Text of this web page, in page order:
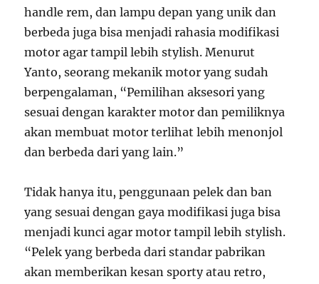
handle rem, dan lampu depan yang unik dan
berbeda juga bisa menjadi rahasia modifikasi
motor agar tampil lebih stylish. Menurut
Yanto, seorang mekanik motor yang sudah
berpengalaman, “Pemilihan aksesori yang
sesuai dengan karakter motor dan pemiliknya
akan membuat motor terlihat lebih menonjol
dan berbeda dari yang lain.”
Tidak hanya itu, penggunaan pelek dan ban
yang sesuai dengan gaya modifikasi juga bisa
menjadi kunci agar motor tampil lebih stylish.
“Pelek yang berbeda dari standar pabrikan
akan memberikan kesan sporty atau retro,